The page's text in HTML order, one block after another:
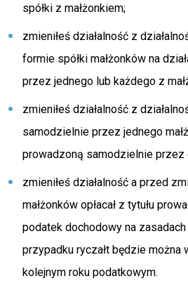
spółki z małżonkiem;
zmieniłeś działalność z
formie spółki małżonków na
przez jednego lub każdego z
zmieniłeś działalność z
samodzielnie przez jednego
prowadzoną samodzielnie przez
zmieniłeś działalność a przed
małżonków opłacał z tytułu
podatek dochodowy na
przypadku ryczałt będzie można
kolejnym roku podatkowym.